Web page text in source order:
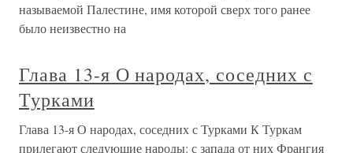
называемой Палестине, имя которой сверх того ранее
было неизвестно на
Глава 13-я О народах, соседних с
Турками
Глава 13-я О народах, соседних с Турками К Туркам
прилегают следующие народы: с запада от них Франгия